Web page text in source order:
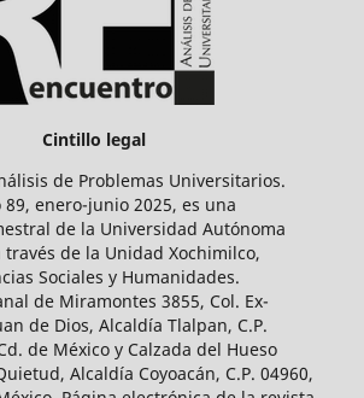
Cintillo legal
de Problemas Universitarios.
enero-junio 2025, es una
de la Universidad Autónoma
de la Unidad Xochimilco,
Sociales y Humanidades.
de Miramontes 3855, Col. Ex-
de Dios, Alcaldía Tlalpan, C.P.
de México y Calzada del Hueso
Alcaldía Coyoacán, C.P. 04960,